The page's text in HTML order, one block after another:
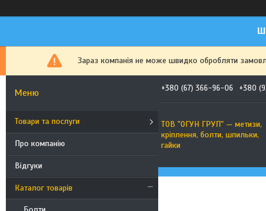
Зараз компанія не може швидко обробляти
Товари та послуги
Про компанію
Відгуки
Каталог товарів
+380 (67) 366-96-06 +380
ТОВ "ОГУН ГРУП" — метизи,
кріплення, болти, шпильки,
гайки